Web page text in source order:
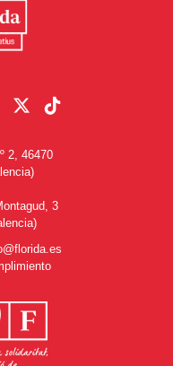
2, 46470
3